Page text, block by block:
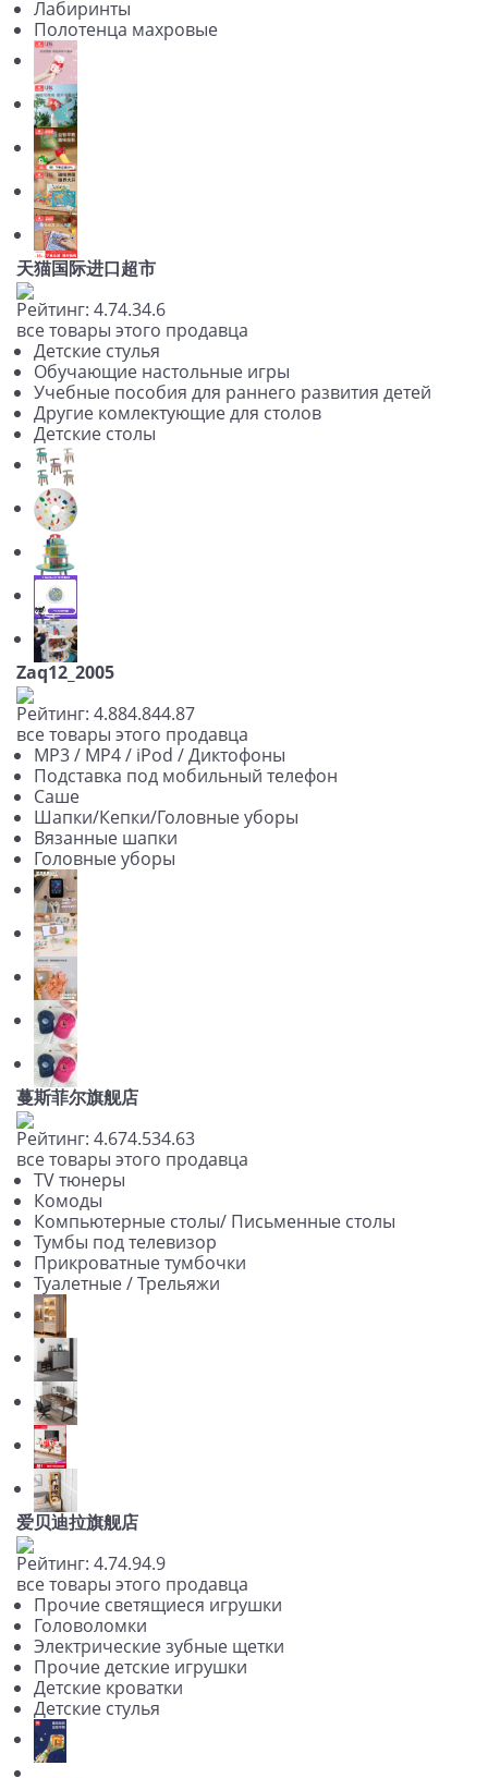
Лабиринты
Полотенца махровые
天猫国际进口超市
Рейтинг: 4.74.34.6
все товары этого продавца
Детские стулья
Обучающие настольные игры
Учебные пособия для раннего развития детей
Другие комлектующие для столов
Детские столы
Zaq12_2005
Рейтинг: 4.884.844.87
все товары этого продавца
MP3 / MP4 / iPod / Диктофоны
Подставка под мобильный телефон
Саше
Шапки/Кепки/Головные уборы
Вязанные шапки
Головные уборы
蔓斯菲尔旗舰店
Рейтинг: 4.674.534.63
все товары этого продавца
TV тюнеры
Комоды
Компьютерные столы/ Письменные столы
Тумбы под телевизор
Прикроватные тумбочки
Туалетные / Трельяжи
爱贝迪拉旗舰店
Рейтинг: 4.74.94.9
все товары этого продавца
Прочие светящиеся игрушки
Головоломки
Электрические зубные щетки
Прочие детские игрушки
Детские кроватки
Детские стулья